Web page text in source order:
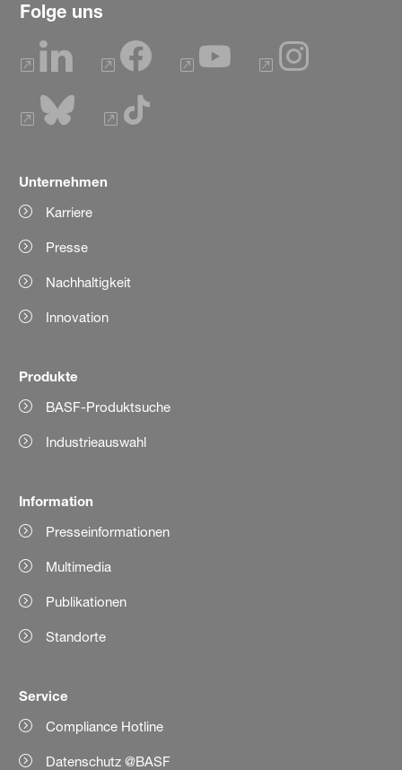
Folge uns
Unternehmen
Karriere
Presse
Nachhaltigkeit
Innovation
Produkte
BASF-Produktsuche
Industrieauswahl
Information
Presseinformationen
Multimedia
Publikationen
Standorte
Service
Compliance Hotline
Datenschutz @BASF